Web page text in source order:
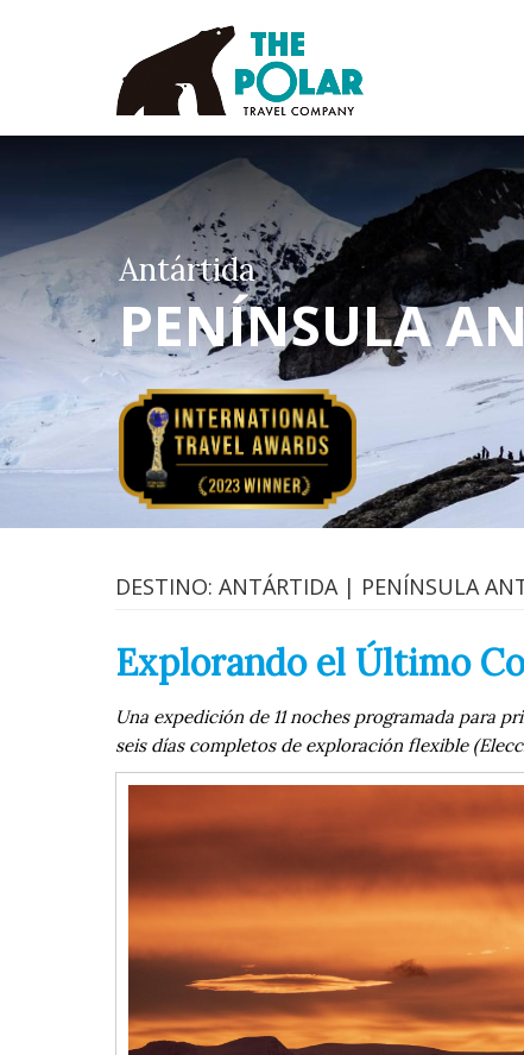
Antártida
PENÍNSULA
DESTINO: ANTÁRTIDA | PENÍNSULA
Explorando el Último
Una expedición de 11 noches programada para
seis días completos de exploración flexible